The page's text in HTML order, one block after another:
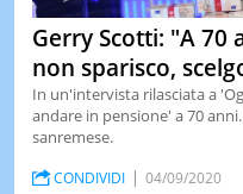
Gerry Scotti: "A
non sparisco,
In un'intervista rilasciata a
andare in pensione' a 70
sanremese.
CONDIVIDI 04/09/2020